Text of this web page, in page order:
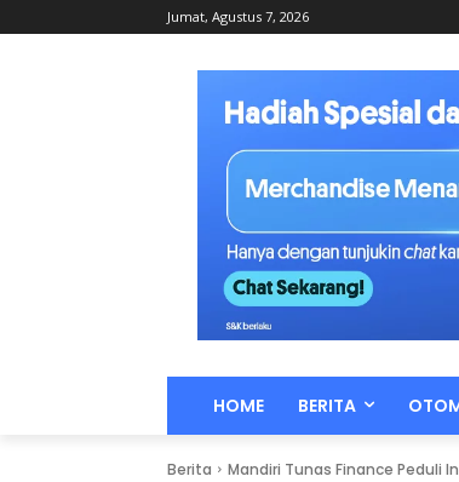
Jumat, Agustus 7, 2026
HOME BERITA
Berita Mandiri Tunas Finance Peduli